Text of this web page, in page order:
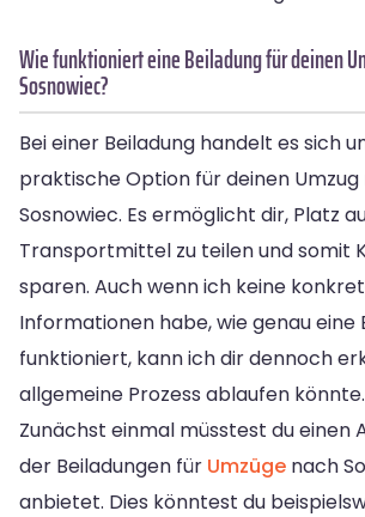
Wie funktioniert eine Beiladung für deinen
Sosnowiec?
Bei einer Beiladung handelt es sich
praktische Option für deinen
Sosnowiec. Es ermöglicht dir, Platz
Transportmittel zu teilen und somit
sparen. Auch wenn ich keine
Informationen habe, wie genau eine
funktioniert, kann ich dir dennoch
allgemeine Prozess ablaufen könnte.
Zunächst einmal müsstest du einen
der Beiladungen für Umzüge nach
anbietet. Dies könntest du